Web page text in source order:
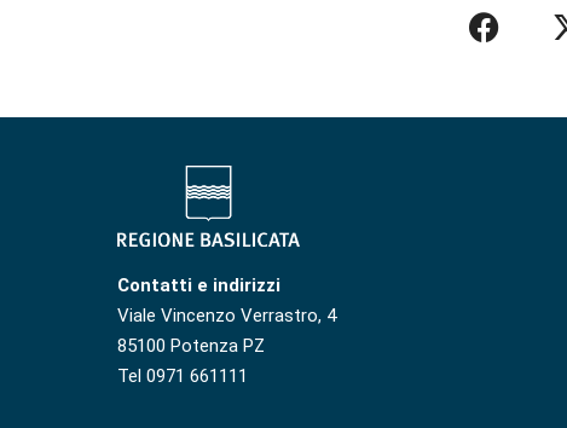
Contatti e indirizzi
Viale Vincenzo Verrastro, 4
85100 Potenza PZ
Tel 0971 661111